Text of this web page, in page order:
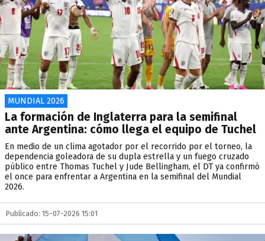
MUNDIAL 2026
La formación de Inglaterra para la semifinal
ante Argentina: cómo llega el equipo de Tuchel
En medio de un clima agotador por el recorrido por el torneo, la
dependencia goleadora de su dupla estrella y un fuego cruzado
público entre Thomas Tuchel y Jude Bellingham, el DT ya confirmó
el once para enfrentar a Argentina en la semifinal del Mundial
2026.
Publicado: 15-07-2026 15:01